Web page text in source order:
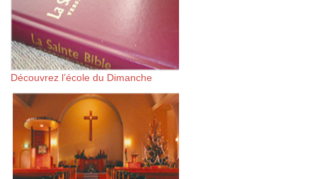
Découvrez l’école du Dimanche